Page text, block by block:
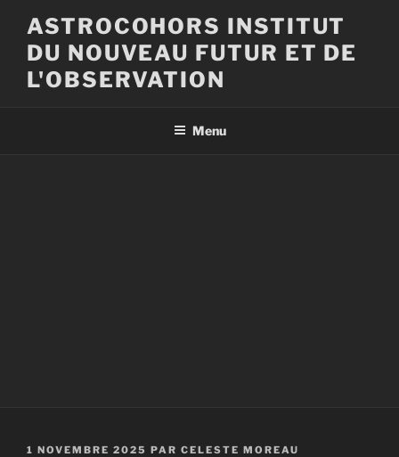
contenu
principal
ASTROCOHORS INSTITUT
DU NOUVEAU FUTUR ET DE
L'OBSERVATION
Menu
PUBLIÉ
1 NOVEMBRE 2025 PAR CELESTE MOREAU